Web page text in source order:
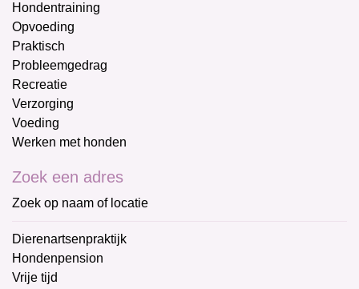
Hondentraining
Opvoeding
Praktisch
Probleemgedrag
Recreatie
Verzorging
Voeding
Werken met honden
Zoek een adres
Zoek op naam of locatie
Dierenartsenpraktijk
Hondenpension
Vrije tijd